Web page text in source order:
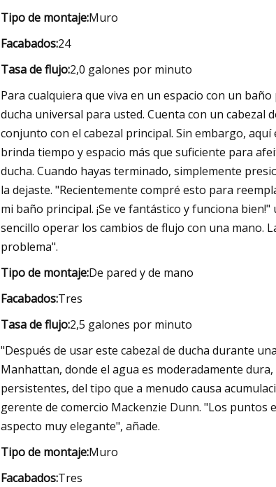
Tipo de montaje:Muro
Facabados:24
Tasa de flujo:2,0 galones por minuto
Para cualquiera que viva en un espacio con un
ducha universal para usted. Cuenta con un cabezal
conjunto con el cabezal principal. Sin embargo,
brinda tiempo y espacio más que suficiente para
ducha. Cuando hayas terminado, simplemente
la dejaste. "Recientemente compré esto para
mi baño principal. ¡Se ve fantástico y funciona
sencillo operar los cambios de flujo con una mano.
problema".
Tipo de montaje:De pared y de mano
Facabados:Tres
Tasa de flujo:2,5 galones por minuto
"Después de usar este cabezal de ducha durante
Manhattan, donde el agua es moderadamente
persistentes, del tipo que a menudo causa
gerente de comercio Mackenzie Dunn. "Los
aspecto muy elegante", añade.
Tipo de montaje:Muro
Facabados:Tres